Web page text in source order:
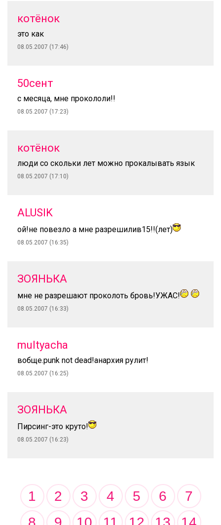
котёнок
это как
08.05.2007 (17:46)
50сент
с месяца, мне прокололи!!
08.05.2007 (17:23)
котёнок
люди со скольки лет можно прокалывать язык
08.05.2007 (17:10)
ALUSIK
ой!не повезло а мне разрешилив15!!(лет)
08.05.2007 (16:35)
ЗОЯНЬКА
мне не разрешают проколоть бровь!УЖАС!
08.05.2007 (16:33)
multyacha
вобще.punk not dead!анархия рулит!
08.05.2007 (16:25)
ЗОЯНЬКА
Пирсинг-это круто!
08.05.2007 (16:23)
1 2 3 4 5 6
7